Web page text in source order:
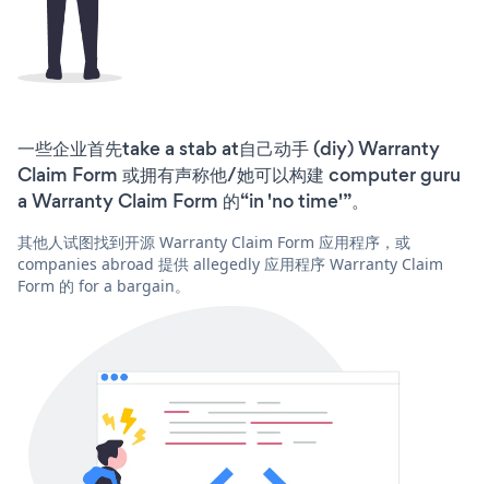
一些企业首先take a stab at自己动手 (diy) Warranty
Claim Form 或拥有声称他/她可以构建 computer guru
a Warranty Claim Form 的“in 'no time'”。
其他人试图找到开源 Warranty Claim Form 应用程序，或
companies abroad 提供 allegedly 应用程序 Warranty Claim
Form 的 for a bargain。